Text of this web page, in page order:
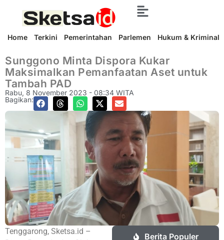
Home Terkini Pemerintahan Parlemen Hukum & Kriminal
Sunggono Minta Dispora Kukar
Maksimalkan Pemanfaatan Aset untuk
Tambah PAD
Rabu, 8 November 2023 - 08:34 WITA
Bagikan:
Tenggarong, Sketsa.id –
Berita Populer